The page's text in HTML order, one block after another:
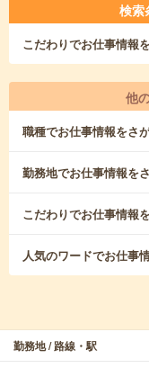
検索
こだわりでお仕事情報
他
職種でお仕事情報をさ
勤務地でお仕事情報を
こだわりでお仕事情報
人気のワードでお仕事
勤務地 / 路線・駅